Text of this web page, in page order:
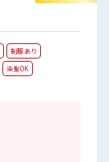
制服あり
染髪OK